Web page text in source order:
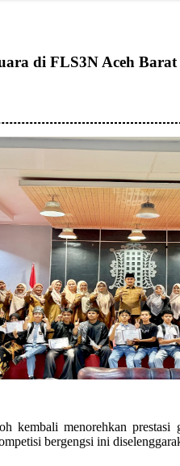
di FLS3N Aceh
menorehkan prestasi
bergengsi ini